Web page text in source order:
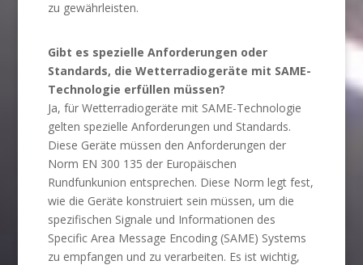
zu gewährleisten.
Gibt es spezielle Anforderungen oder
Standards, die Wetterradiogeräte mit SAME-
Technologie erfüllen müssen?
Ja, für Wetterradiogeräte mit SAME-Technologie
gelten spezielle Anforderungen und Standards.
Diese Geräte müssen den Anforderungen der
Norm EN 300 135 der Europäischen
Rundfunkunion entsprechen. Diese Norm legt fest,
wie die Geräte konstruiert sein müssen, um die
spezifischen Signale und Informationen des
Specific Area Message Encoding (SAME) Systems
zu empfangen und zu verarbeiten. Es ist wichtig,